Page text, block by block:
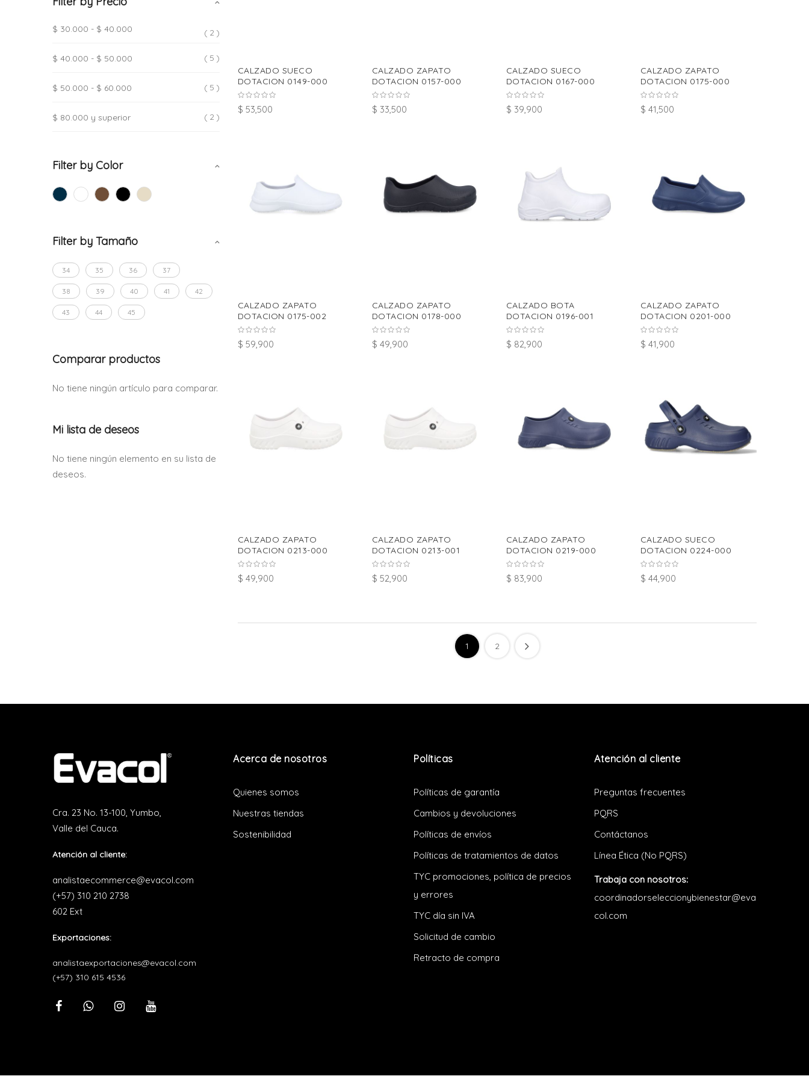
CALZADO SUECO
DOTACION 0149-000
$ 53,500
CALZADO ZAPATO
DOTACION 0157-000
$ 33,500
CALZADO SUECO
DOTACION 0167-000
$ 39,900
CALZADO ZAPATO
DOTACION 0175-000
$ 41,500
CALZADO ZAPATO
DOTACION 0175-002
$ 59,900
CALZADO ZAPATO
DOTACION 0178-000
$ 49,900
CALZADO BOTA
DOTACION 0196-001
$ 82,900
CALZADO ZAPATO
DOTACION 0201-000
$ 41,900
CALZADO ZAPATO
DOTACION 0213-000
$ 49,900
CALZADO ZAPATO
DOTACION 0213-001
$ 52,900
CALZADO ZAPATO
DOTACION 0219-000
$ 83,900
CALZADO SUECO
DOTACION 0224-000
$ 44,900
1 2
$ 30.000 - $ 40.000 2
$ 40.000 - $ 50.000 5
$ 50.000 - $ 60.000 5
$ 80.000 y superior 2
Filter by Color
Filter by Tamaño
34 35 36 37
38 39 40 41 42
43 44 45
Comparar productos
No tiene ningún artículo para comparar.
Mi lista de deseos
No tiene ningún elemento en su lista de
deseos.
Cra. 23 No. 13-100, Yumbo,
Valle del Cauca.
Atención al cliente:
analistaecommerce@evacol.com
(+57) 310 210 2738
602 Ext
Exportaciones:
analistaexportaciones@evacol.com
(+57) 310 615 4536
Acerca de nosotros
Quienes somos
Nuestras tiendas
Sostenibilidad
Políticas
Políticas de garantía
Cambios y devoluciones
Políticas de envíos
Políticas de tratamientos de datos
TYC promociones, política de precios
y errores
TYC día sin IVA
Solicitud de cambio
Retracto de compra
Atención al cliente
Preguntas frecuentes
PQRS
Contáctanos
Línea Ética (No PQRS)
Trabaja con nosotros:
coordinadorseleccionybienestar@eva
col.com